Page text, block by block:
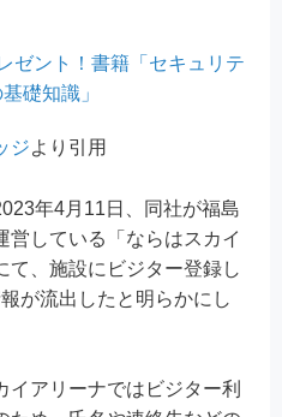
ゼント！書籍「セキュリテ
礎知識」
ジより引用
年4月11日、同社が福島
営している「ならはスカイ
て、施設にビジター登録し
が流出したと明らかにし
アリーナではビジター利